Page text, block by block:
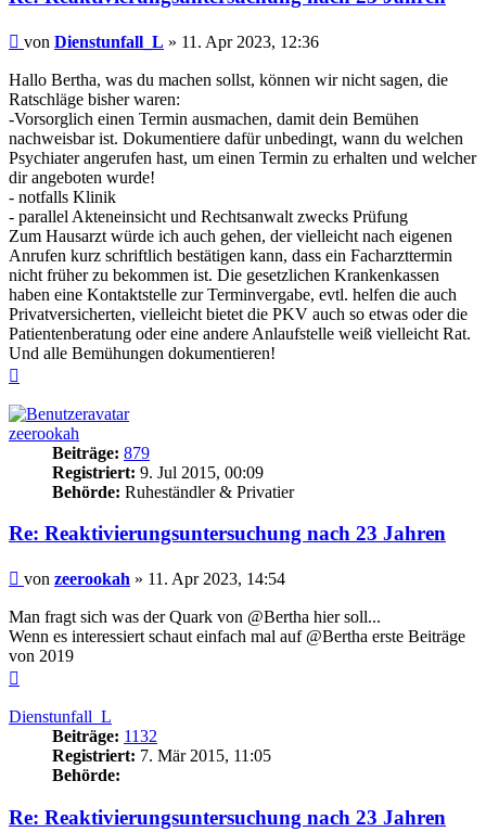
Beitrag
von Dienstunfall_L » 11. Apr 2023, 12:36
Hallo Bertha, was du machen sollst, können wir nicht sagen, die
Ratschläge bisher waren:
-Vorsorglich einen Termin ausmachen, damit dein Bemühen
nachweisbar ist. Dokumentiere dafür unbedingt, wann du welchen
Psychiater angerufen hast, um einen Termin zu erhalten und welcher
dir angeboten wurde!
- notfalls Klinik
- parallel Akteneinsicht und Rechtsanwalt zwecks Prüfung
Zum Hausarzt würde ich auch gehen, der vielleicht nach eigenen
Anrufen kurz schriftlich bestätigen kann, dass ein Facharzttermin
nicht früher zu bekommen ist. Die gesetzlichen Krankenkassen
haben eine Kontaktstelle zur Terminvergabe, evtl. helfen die auch
Privatversicherten, vielleicht bietet die PKV auch so etwas oder die
Patientenberatung oder eine andere Anlaufstelle weiß vielleicht Rat.
Und alle Bemühungen dokumentieren!
zeerookah
Beiträge: 879
Registriert: 9. Jul 2015, 00:09
Behörde: Ruheständler & Privatier
Re: Reaktivierungsuntersuchung nach 23 Jahren
Beitrag
von zeerookah » 11. Apr 2023, 14:54
Man fragt sich was der Quark von @Bertha hier soll...
Wenn es interessiert schaut einfach mal auf @Bertha erste Beiträge
von 2019
Dienstunfall_L
Beiträge: 1132
Registriert: 7. Mär 2015, 11:05
Behörde:
Re: Reaktivierungsuntersuchung nach 23 Jahren